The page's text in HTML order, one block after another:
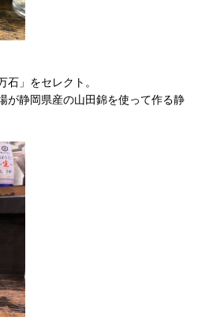
」をセレクト。
が静岡県産の山田錦を使って作る静